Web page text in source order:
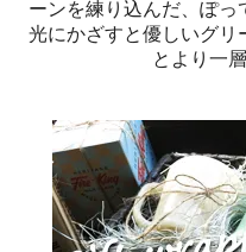
ーンを練り込んだ、ぽっ
光にかざすと優しいグリ
とより一